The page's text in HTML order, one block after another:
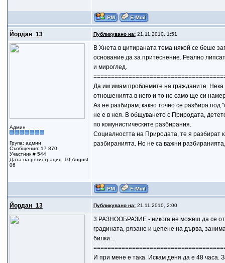
Йордан_13 Публикувано на:21.11.2010, 1:51
Админ
Група: админ
Съобщения: 17 870
Участник # 544
Дата на регистрация: 10-August
06
В Хнета в цитираната тема някой се беше
основание да за притеснение. Реално
и мироглед.
Да им имам проблемите на гражданите. Нека
отношенията в него и то не само ще си
Аз не разбирам, какво точно се разбира под
не е в нея. В общуването с Природата,
по комунистическите разбирания.
Социалността на Природата, те я разбират
разбиранията. Но не са важни
Йордан_13 Публикувано на:21.11.2010, 2:00
3.РАЗНООБРАЗИЕ - никога не можеш да се
градината, рязане и цепене на дърва,
билки...
И при мене е така. Искам деня да е 48 часа.